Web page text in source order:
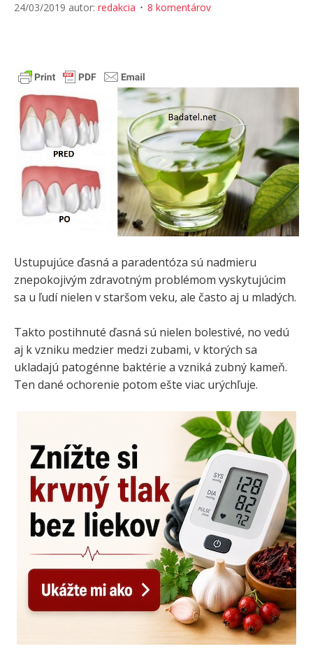
24/03/2019 autor: redakcia 8 komentárov
Ustupujúce ďasná a paradentóza sú nadmieru
znepokojivým zdravotným problémom vyskytujúcim
sa u ľudí nielen v staršom veku, ale často aj u mladých.
Takto postihnuté ďasná sú nielen bolestivé, no vedú
aj k vzniku medzier medzi zubami, v ktorých sa
ukladajú patogénne baktérie a vzniká zubný kameň.
Ten dané ochorenie potom ešte viac urýchľuje.